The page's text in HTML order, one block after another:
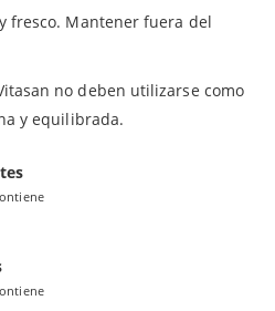
fresco. Mantener fuera del
no deben utilizarse como
y equilibrada.